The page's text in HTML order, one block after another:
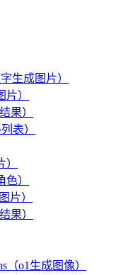
生成图片）
）
果）
表）
色）
片）
果）
（o1生成图像）